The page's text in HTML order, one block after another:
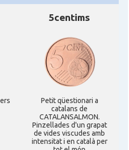
5centims
Petit qüestionari a
catalans de
CATALANSALMON.
Pinzellades d'un grapat
de vides viscudes amb
intensitat i en català per